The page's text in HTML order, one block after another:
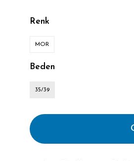
Renk
MOR
Beden
35/39